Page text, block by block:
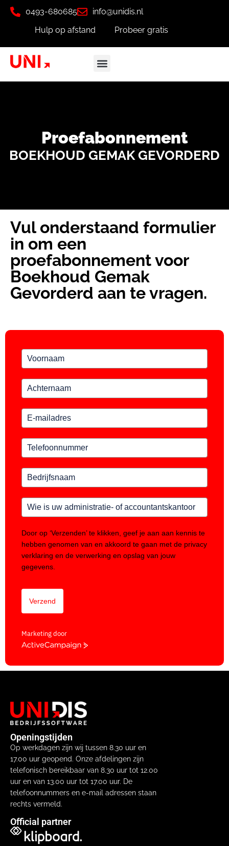
0493-680685
info@unidis.nl
Hulp op afstand
Probeer gratis
Proefabonnement
BOEKHOUD GEMAK GEVORDERD
Vul onderstaand formulier
in om een
proefabonnement voor
Boekhoud Gemak
Gevorderd aan te vragen.
Door op ‘Verzenden’ te klikken, geef je aan aan kennis te
hebben genomen van en akkoord te gaan met de privacy
verklaring en de verwerking en opslag van jouw
gegevens.
Verzend
Marketing door
ActiveCampaign
Openingstijden
Op werkdagen zijn wij tussen 8.30 uur en
17.00 uur geopend. Onze afdelingen zijn
telefonisch bereikbaar van 8.30 uur tot 12.00
uur en van 13.00 uur tot 17.00 uur. De
telefoonnummers en e-mail adressen staan
rechts vermeld.
Official partner